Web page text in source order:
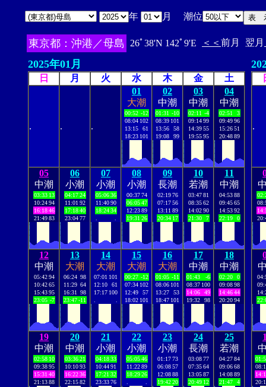
年 月 潮位
東京都：沖港／母島 26ﾟ38'N 142ﾟ9'E ＜＜ 前月 翌月
2025年01月
日 月 火 水 木 金 土
. . .
01
大潮
00:52 -12
08:04 102
13:15
61
18:23 101
02
中潮
01:31 -10
08:39 101
13:56
58
19:08
99
03
中潮
02:11 -4
09:14 99
14:39 55
19:55 95
04
中潮
02:51
3
09:49 96
15:26 51
20:48 89
05
中潮
03:33 13
10:24 94
16:18 46
21:49 83
06
小潮
04:17 24
11:01 92
17:18 40
23:04 77
07
小潮
05:06 36
11:40 90
18:24 34
08
小潮
00:37 74
06:05 47
12:23 89
19:31 26
09
長潮
02:19 76
07:17 56
13:11 89
20:34 17
10
若潮
03:47 81
08:35 62
14:02 90
21:30
7
11
中潮
04:53 88
09:45 65
14:53 92
22:19
0
12
中潮
05:42 94
10:42 65
15:43 95
23:05 -7
13
大潮
06:24 98
11:29 64
16:31
98
23:47-11
14
大潮
07:01 101
12:10
61
17:17 100
15
大潮
00:27 -12
07:34 102
12:49
57
18:02 101
16
大潮
01:05 -11
08:06 101
13:27
53
18:47 101
17
中潮
01:43
-6
08:37 100
14:06
49
19:32
98
18
中潮
02:20
0
09:08 98
14:46 44
20:20 94
19
中潮
02:58 10
09:38 95
15:31 40
21:13 88
20
中潮
03:36 21
10:10 93
16:22 36
22:15 82
21
小潮
04:18 33
10:44 91
17:21 32
23:33 76
22
小潮
05:05 46
11:22 89
18:29 26
23
小潮
01:17 73
06:08 57
12:08 88
19:42 20
24
長潮
03:08 77
07:35 64
13:05 87
20:49 12
25
若潮
04:27 84
09:06 68
14:08 89
21:47
4
.